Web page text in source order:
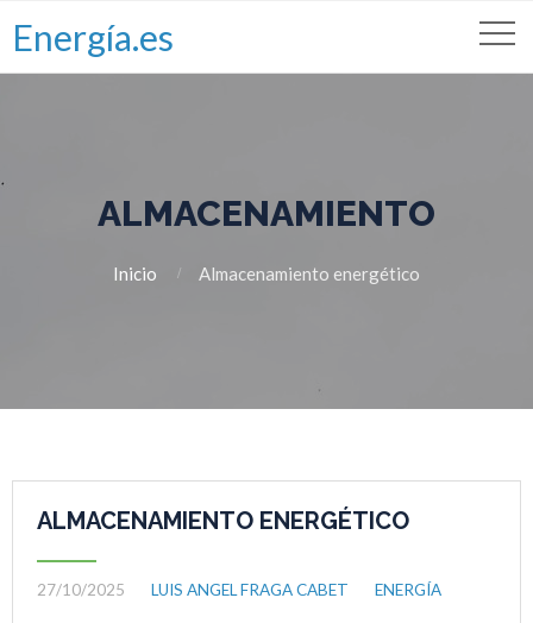
Energía.es
ALMACENAMIENTO
Inicio Almacenamiento energético
ALMACENAMIENTO ENERGÉTICO
27/10/2025 LUIS ANGEL FRAGA CABET ENERGÍA